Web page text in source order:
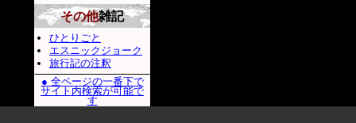
その他雑記
ひとりごと
エスニックジョーク
旅行記の注釈
● 全ページの一番下で
サイト内検索が可能で
す